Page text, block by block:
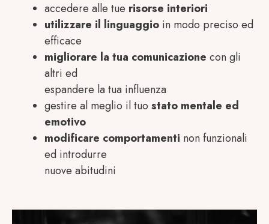
accedere alle tue risorse interiori
utilizzare il linguaggio in modo preciso ed
efficace
migliorare la tua comunicazione con gli
altri ed
espandere la tua influenza
gestire al meglio il tuo stato mentale ed
emotivo
modificare comportamenti non funzionali
ed introdurre
nuove abitudini